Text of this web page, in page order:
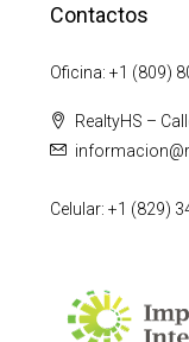
Contactos
Oficina: +1 (809)
RealtyHS –
Celular: +1 (829)